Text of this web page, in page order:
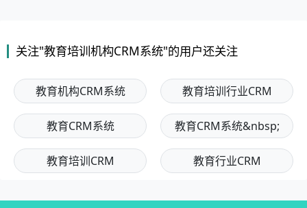
关注"教育培训机构CRM系统"的用户还关注
教育机构CRM系统 教育培训行业CRM
教育CRM系统 教育CRM系统&nbsp;
教育培训CRM 教育行业CRM